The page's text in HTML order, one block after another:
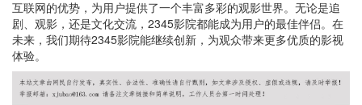
互联网的优势，为用户提供了一个丰富多彩的观影世界。无论是追
剧、观影，还是文化交流，2345影院都能成为用户的最佳伴侣。在
未来，我们期待2345影院能继续创新，为观众带来更多优质的影视
体验。